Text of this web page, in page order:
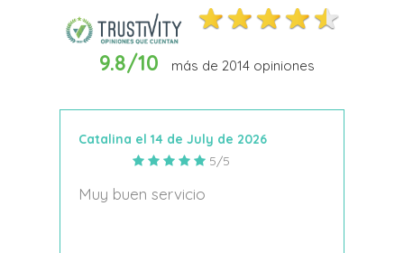
9.8/10 más de 2014opiniones
Catalina el 14 de July de 2026
5/5
Muy buen servicio